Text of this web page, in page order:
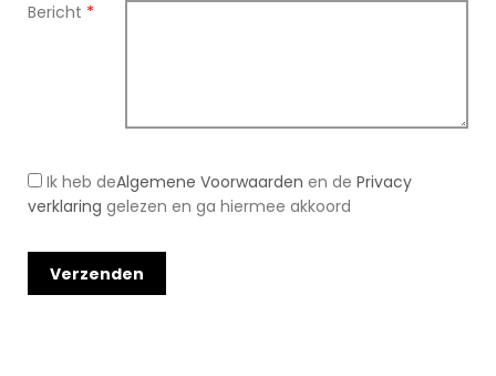
Bericht *
Ik heb deAlgemene Voorwaarden en de Privacy
verklaring gelezen en ga hiermee akkoord